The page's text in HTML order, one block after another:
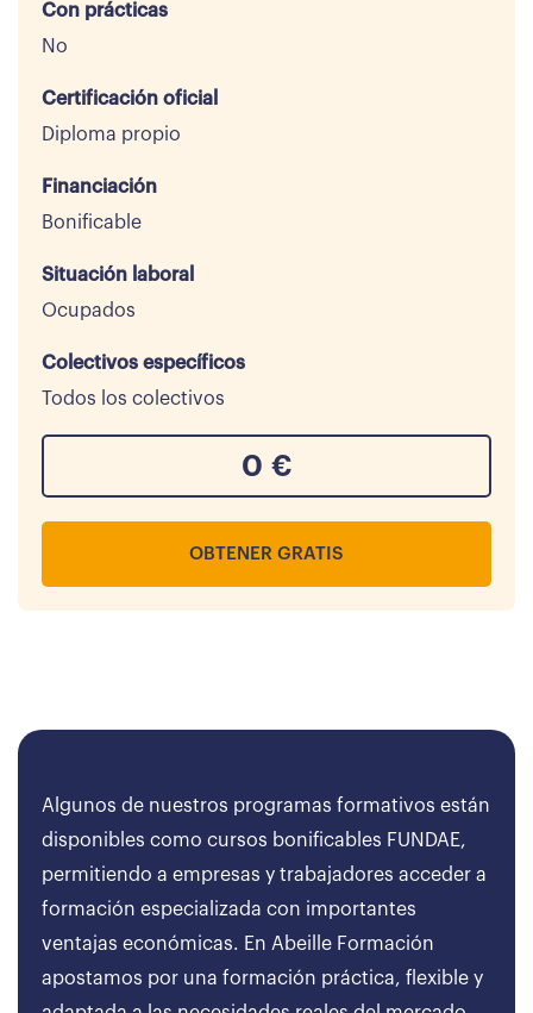
Con prácticas
No
Certificación oficial
Diploma propio
Financiación
Bonificable
Situación laboral
Ocupados
Colectivos específicos
Todos los colectivos
0 €
OBTENER GRATIS
Algunos de nuestros programas formativos están
disponibles como cursos bonificables FUNDAE,
permitiendo a empresas y trabajadores acceder a
formación especializada con importantes
ventajas económicas. En Abeille Formación
apostamos por una formación práctica, flexible y